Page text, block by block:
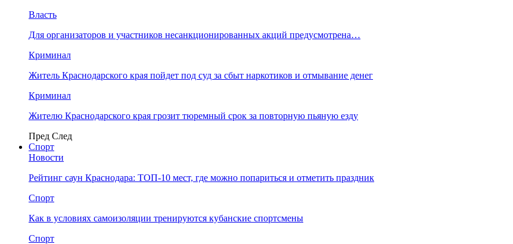
Власть
Для организаторов и участников несанкционированных акций предусмотрена…
Криминал
Житель Краснодарского края пойдет под суд за сбыт наркотиков и отмывание денег
Криминал
Жителю Краснодарского края грозит тюремный срок за повторную пьяную езду
Пред След
Спорт
Новости
Рейтинг саун Краснодара: ТОП-10 мест, где можно попариться и отметить праздник
Спорт
Как в условиях самоизоляции тренируются кубанские спортсмены
Спорт